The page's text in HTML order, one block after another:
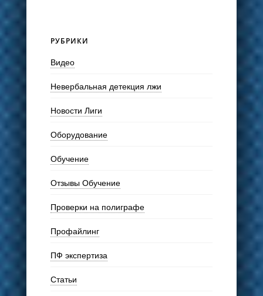
РУБРИКИ
Видео
Невербальная детекция лжи
Новости Лиги
Оборудование
Обучение
Отзывы Обучение
Проверки на полиграфе
Профайлинг
ПФ экспертиза
Статьи